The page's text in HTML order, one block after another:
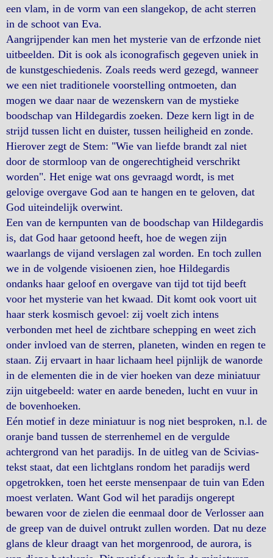
een vlam, in de vorm van een slangekop, de acht sterren
in de schoot van Eva.
Aangrijpender kan men het mysterie van de erfzonde niet
uitbeelden. Dit is ook als iconografisch gegeven uniek in
de kunstgeschiedenis. Zoals reeds werd gezegd, wanneer
we een niet traditionele voorstelling ontmoeten, dan
mogen we daar naar de wezenskern van de mystieke
boodschap van Hildegardis zoeken. Deze kern ligt in de
strijd tussen licht en duister, tussen heiligheid en zonde.
Hierover zegt de Stem: "Wie van liefde brandt zal niet
door de stormloop van de ongerechtigheid verschrikt
worden". Het enige wat ons gevraagd wordt, is met
gelovige overgave God aan te hangen en te geloven, dat
God uiteindelijk overwint.
Een van de kernpunten van de boodschap van Hildegardis
is, dat God haar getoond heeft, hoe de wegen zijn
waarlangs de vijand verslagen zal worden. En toch zullen
we in de volgende visioenen zien, hoe Hildegardis
ondanks haar geloof en overgave van tijd tot tijd beeft
voor het mysterie van het kwaad. Dit komt ook voort uit
haar sterk kosmisch gevoel: zij voelt zich intens
verbonden met heel de zichtbare schepping en weet zich
onder invloed van de sterren, planeten, winden en regen te
staan. Zij ervaart in haar lichaam heel pijnlijk de wanorde
in de elementen die in de vier hoeken van deze miniatuur
zijn uitgebeeld: water en aarde beneden, lucht en vuur in
de bovenhoeken.
Eén motief in deze miniatuur is nog niet besproken, n.l. de
oranje band tussen de sterrenhemel en de vergulde
achtergrond van het paradijs. In de uitleg van de Scivias-
tekst staat, dat een lichtglans rondom het paradijs werd
opgetrokken, toen het eerste mensenpaar de tuin van Eden
moest verlaten. Want God wil het paradijs ongerept
bewaren voor de zielen die eenmaal door de Verlosser aan
de greep van de duivel ontrukt zullen worden. Dat nu deze
glans de kleur draagt van het morgenrood, de aurora, is